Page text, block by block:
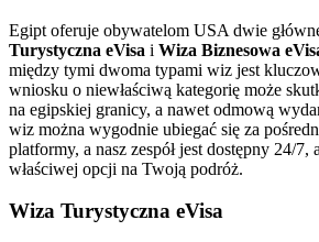
Egipt oferuje obywatelom USA dwie
Turystyczna eVisa i Wiza Biznesowa
między tymi dwoma typami wiz jest
wniosku o niewłaściwą kategorię może
na egipskiej granicy, a nawet odmową
wiz można wygodnie ubiegać się za
platformy, a nasz zespół jest dostępny 24/
właściwej opcji na Twoją podróż.
Wiza Turystyczna eVisa